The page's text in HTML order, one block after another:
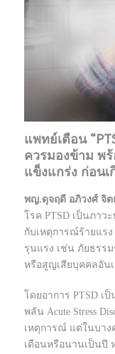
แพทย์เตือน
ควรมองข้าม พ
แข็งแกร่ง ก่อน
พญ.ดุจฤดี อภิวงศ์ จิ
โรค PTSD เป็นภา
กับเหตุการณ์ร้ายแรง
รุนแรง เช่น ภัยธรร
หรือสูญเสียบุคคลอัน
โดยอาการ PTSD เ
พลัน Acute Stress
เหตุการณ์ แต่ในบาง
เดือนหรือนานเป็นปี